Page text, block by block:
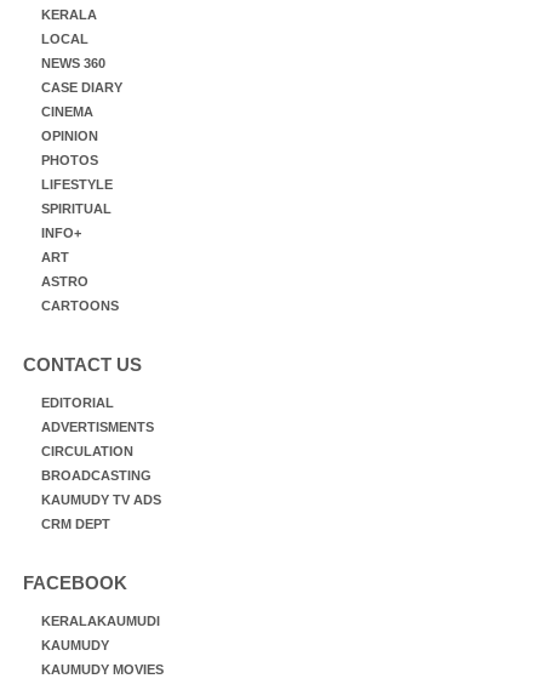
KERALA
LOCAL
NEWS 360
CASE DIARY
CINEMA
OPINION
PHOTOS
LIFESTYLE
SPIRITUAL
INFO+
ART
ASTRO
CARTOONS
CONTACT US
EDITORIAL
ADVERTISMENTS
CIRCULATION
BROADCASTING
KAUMUDY TV ADS
CRM DEPT
FACEBOOK
KERALAKAUMUDI
KAUMUDY
KAUMUDY MOVIES